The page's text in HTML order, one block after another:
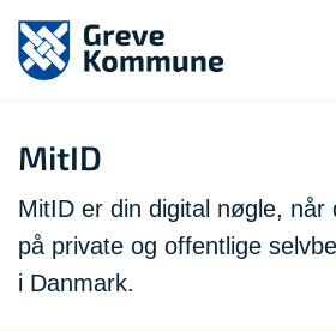
MitID
MitID er din digital nøgle, når
på private og offentlige
i Danmark.